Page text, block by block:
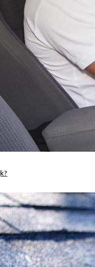
is, neemt u dit
om...